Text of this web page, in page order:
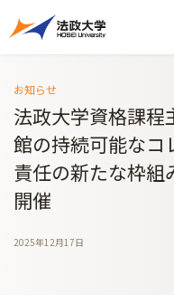
お知らせ
法政大学資格課程
館の持続可能な
責任の新たな枠
開催
2025年12月17日